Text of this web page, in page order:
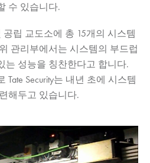
수 있습니다.
립 교도소에 총 15개의 시스템
관리부에서는 시스템의 부드럽
는 성능을 칭찬한다고 합니다.
Security는 내년 초에 시스템
해두고 있습니다.